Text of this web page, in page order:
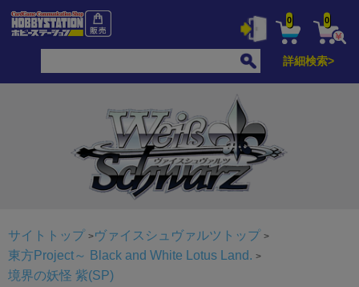
0 0
詳細検索>
サイトトップ
ヴァイスシュヴァルツトップ
東方Project～ Black and White Lotus Land.
境界の妖怪 紫(SP)